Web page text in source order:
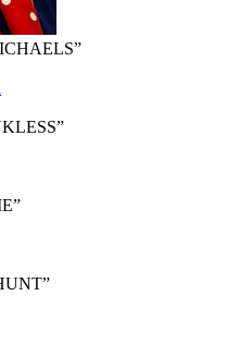
”
”
”
”